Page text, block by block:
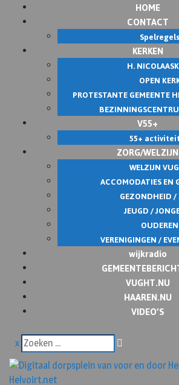
HOME
CONTACT
Spelregels
KERKEN
H.
OPEN
PROTESTANTE GEMEENTE
V55+
55+
ZORG/WELZIJN
WELZIJN
ACCOMODATIES EN
GEZONDHEID /
JEUGD /
OUDEREN
VERENIGINGEN /
wijkradio
VUGHT.NU
HAAREN.NU
VIDEO’S
x